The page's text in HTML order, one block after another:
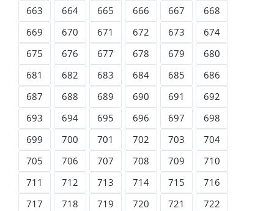
663
664 665 666 667
668
669
670 671 672 673
674
675
676 677 678 679
680
681
682 683 684 685
686
687
688 689 690 691
692
693
694 695 696 697
698
699
700 701 702 703
704
705
706 707 708 709
710
711
712 713 714 715
716
717
718 719 720 721
722